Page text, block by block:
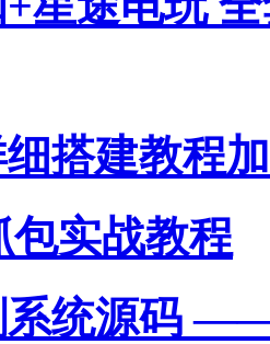
搭建教程
实战教程
系统源码